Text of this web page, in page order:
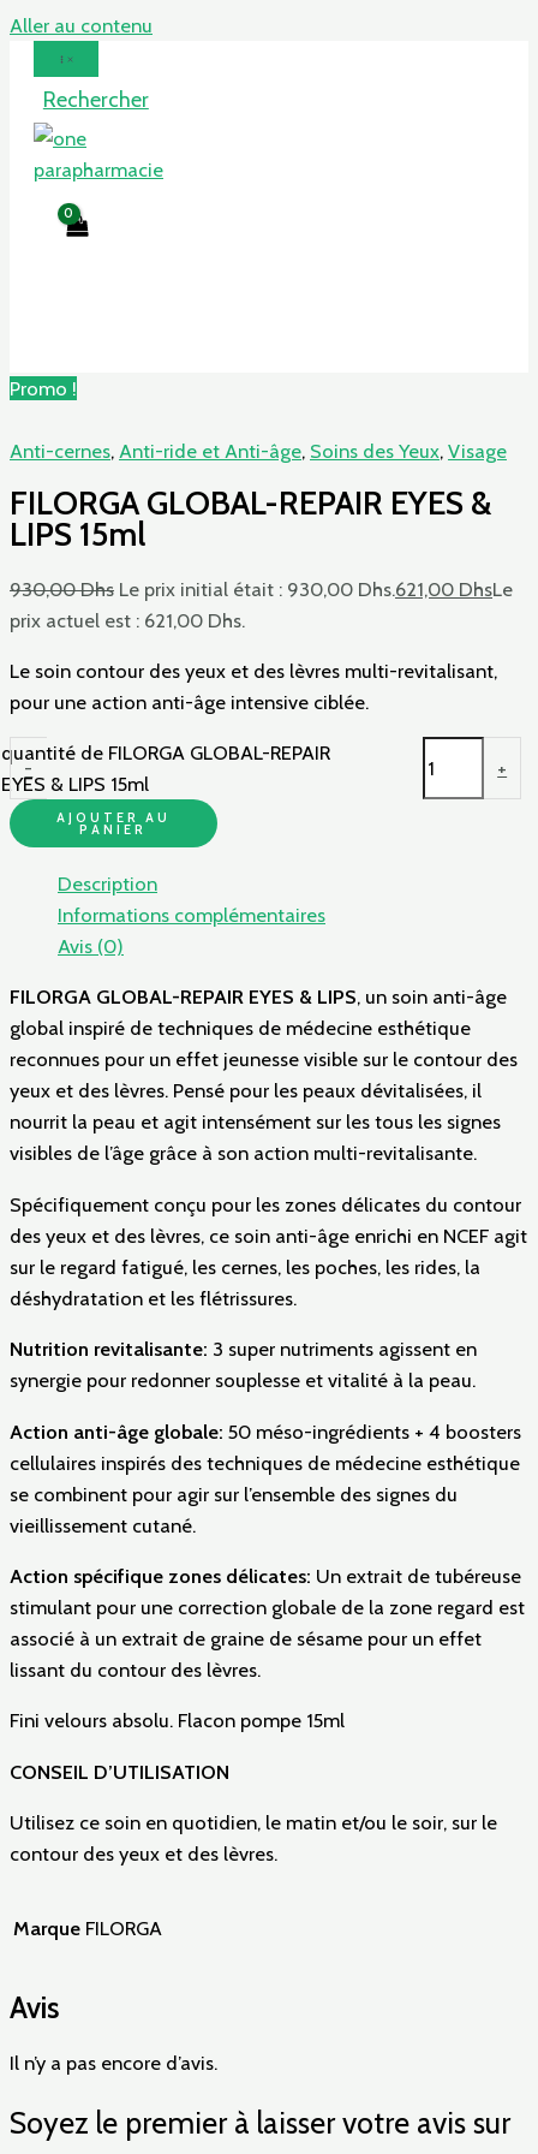
Aller au contenu
Rechercher
Promo !
Anti-cernes, Anti-ride et Anti-âge, Soins des Yeux, Visage
FILORGA GLOBAL-REPAIR EYES &
LIPS 15ml
930,00Dhs Le prix initial était : 930,00 Dhs.621,00 DhsLe
prix actuel est : 621,00 Dhs.
Le soin contour des yeux et des lèvres multi-revitalisant,
pour une action anti-âge intensive ciblée.
-
quantité de FILORGA GLOBAL-REPAIR
EYES & LIPS 15ml
+
AJOUTER AU
PANIER
Description
Informations complémentaires
Avis (0)
FILORGA GLOBAL-REPAIR EYES & LIPS, un soin anti-âge
global inspiré de techniques de médecine esthétique
reconnues pour un effet jeunesse visible sur le contour des
yeux et des lèvres. Pensé pour les peaux dévitalisées, il
nourrit la peau et agit intensément sur les tous les signes
visibles de l’âge grâce à son action multi-revitalisante.
Spécifiquement conçu pour les zones délicates du contour
des yeux et des lèvres, ce soin anti-âge enrichi en NCEF agit
sur le regard fatigué, les cernes, les poches, les rides, la
déshydratation et les flétrissures.
Nutrition revitalisante: 3 super nutriments agissent en
synergie pour redonner souplesse et vitalité à la peau.
Action anti-âge globale: 50 méso-ingrédients + 4 boosters
cellulaires inspirés des techniques de médecine esthétique
se combinent pour agir sur l’ensemble des signes du
vieillissement cutané.
Action spécifique zones délicates: Un extrait de tubéreuse
stimulant pour une correction globale de la zone regard est
associé à un extrait de graine de sésame pour un effet
lissant du contour des lèvres.
Fini velours absolu. Flacon pompe 15ml
CONSEIL D’UTILISATION
Utilisez ce soin en quotidien, le matin et/ou le soir, sur le
contour des yeux et des lèvres.
Marque FILORGA
Avis
Il n’y a pas encore d’avis.
Soyez le premier à laisser votre avis sur